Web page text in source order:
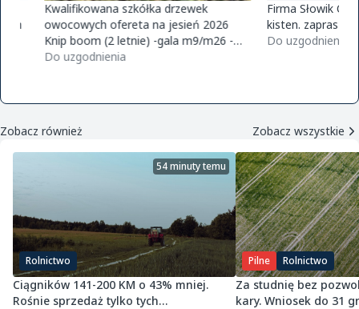
Kwalifikowana szkółka drzewek
owocowych ofereta na jesień 2026
Knip boom (2 letnie) -gala m9/m26 -
golden m9 -jeronimo m9/m26 -mutsu
Do uzgodnienia
Firma Słowik Onions
kisten. zapraszamy
Do uzgodnienia
Zobacz również Zobacz wszystkie
Rolnictwo
54 minuty temu
Ciągników 141-200 KM o 43% mniej.
Rośnie sprzedaż tylko tych
Pilne Rolnictwo
Za studnię bez
kary. Wniosek do 31